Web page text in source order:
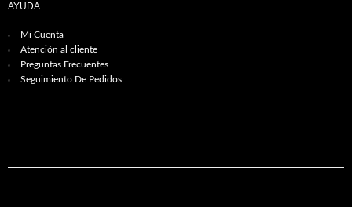
AYUDA
Mi Cuenta
Atención al cliente
Preguntas Frecuentes
Seguimiento De Pedidos